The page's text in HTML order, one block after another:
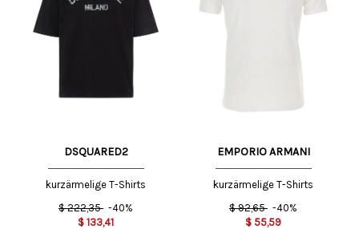
DSQUARED2
kurzärmelige T-Shirts
$ 222,35 -40%
$ 133,41
EMPORIO ARMANI
kurzärmelige T-Shirts
$ 92,65 -40%
$ 55,59